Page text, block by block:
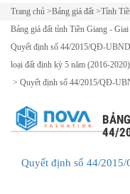
Trang chủ >Bảng giá đất >Tỉnh
Bảng giá đất tỉnh Tiền Giang -
Quyết định số 44/2015/QĐ-UBND
loại đất định kỳ 5 năm (2016-
> Quyết định số 44/2015/QĐ-
44/
Quyết định số 44/